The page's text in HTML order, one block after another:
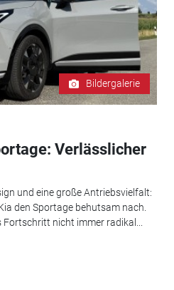
Bildergalerie
Verlässlicher
und eine große Antriebsvielfalt:
den Sportage behutsam nach.
nicht immer radikal...